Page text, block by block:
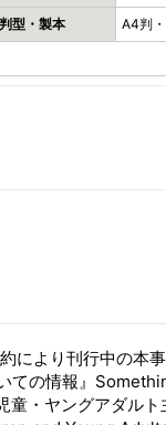
判型・製本 A4判
により刊行中の本
ての情報』
・ヤングアダルト